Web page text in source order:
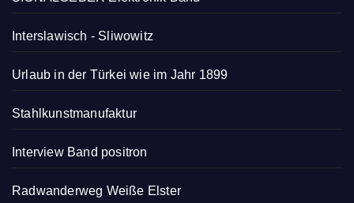
Interslawisch - Sliwowitz
Urlaub in der Türkei wie im Jahr 1899
Stahlkunstmanufaktur
Interview Band positron
Radwanderweg Weiße Elster